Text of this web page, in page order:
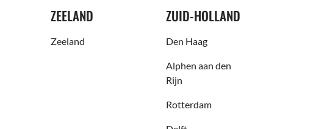
ZEELAND
Zeeland
ZUID-HOLLAND
Den Haag
Alphen aan den
Rijn
Rotterdam